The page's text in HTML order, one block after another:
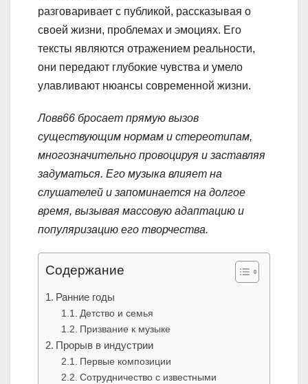
разговаривает с публикой, рассказывая о
своей жизни, проблемах и эмоциях. Его
тексты являются отражением реальности,
они передают глубокие чувства и умело
улавливают нюансы современной жизни.
Ловв66 бросает прямую вызов
существующим нормам и стереотипам,
многозначительно провоцируя и заставляя
задуматься. Его музыка влияет на
слушателей и запоминается на долгое
время, вызывая массовую адаптацию и
популяризацию его творчества.
Содержание
Ранние годы
Детство и семья
Призвание к музыке
Прорыв в индустрии
Первые композиции
Сотрудничество с известными